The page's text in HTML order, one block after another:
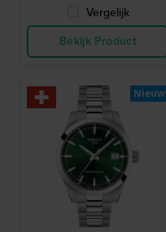
Vergelijk
Bekijk Product
Nieuw